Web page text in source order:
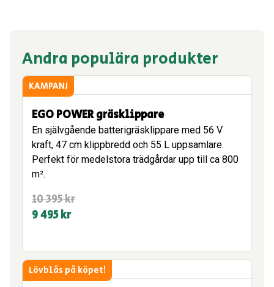
Andra populära produkter
KAMPANJ
EGO POWER gräsklippare
En självgående batterigräsklippare med 56 V
kraft, 47 cm klippbredd och 55 L uppsamlare.
Perfekt för medelstora trädgårdar upp till ca 800
m².
10 395kr
Det
ursprungliga
10
395 kr.
9 495kr
Det
nuvarande
9
495 kr.
Lövblås på köpet!